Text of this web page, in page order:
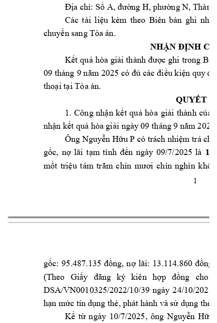
1
Địa chỉ: Số A, đường H, phường N,
Các tài liệu kèm theo Biên bản ghi nhận
chuyển sang Tòa án.
NHẬN ĐỊNH
Kết quả hòa giải thành được ghi trong
09 tháng 9 năm 2025 có đủ các điều kiện quy đ
thoại tại Tòa án.
QUYẾT
1. Công nhận kết quả hòa giải thành của
nhận kết quả hòa giải ngày 09 tháng 9 năm 2025
Ông Nguyễn Hữu P có trách nhiệm trả
gốc, nợ lãi tạm tính đến ngày 09/7/2025 là
mốt triệu tám trăm chín mươi chín nghìn
gốc: 95.487.135 đồng, nợ lãi: 13.114.860 đồng
(Theo Giấy đăng ký kiên hợp đồng cho
DSA/VN0010325/2022/10/39 ngày 24/10/2022
hạn mức tín dụng thẻ, phát hành và sử dụng thẻ
Kể từ ngày 10/7/2025, ông Nguyễn Hữu